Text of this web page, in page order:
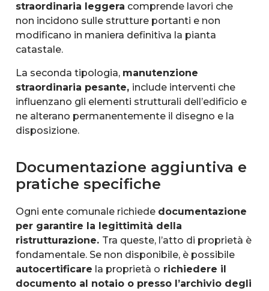
straordinaria leggera comprende lavori che
non incidono sulle strutture portanti e non
modificano in maniera definitiva la pianta
catastale.
La seconda tipologia, manutenzione
straordinaria pesante, include interventi che
influenzano gli elementi strutturali dell’edificio e
ne alterano permanentemente il disegno e la
disposizione.
Documentazione aggiuntiva e
pratiche specifiche
Ogni ente comunale richiede documentazione
per garantire la legittimità della
ristrutturazione. Tra queste, l’atto di proprietà è
fondamentale. Se non disponibile, è possibile
autocertificare la proprietà o richiedere il
documento al notaio o presso l’archivio degli